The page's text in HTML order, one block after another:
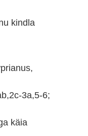
kindla
3a,5-6;
käia